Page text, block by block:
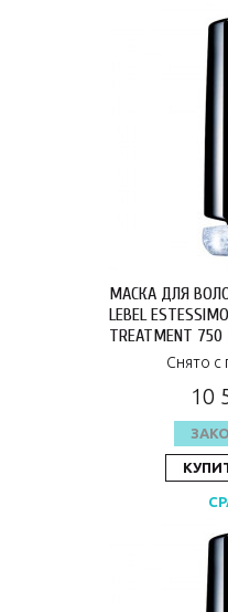
МАСКА ДЛЯ
LEBEL
TREATMENT
Снято с
10